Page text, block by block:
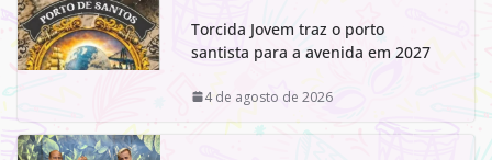
Torcida Jovem traz o porto
santista para a avenida em 2027
4 de agosto de 2026